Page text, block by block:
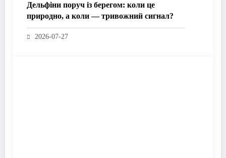
Дельфіни поруч із берегом: коли це
природно, а коли — тривожний сигнал?
2026-07-27